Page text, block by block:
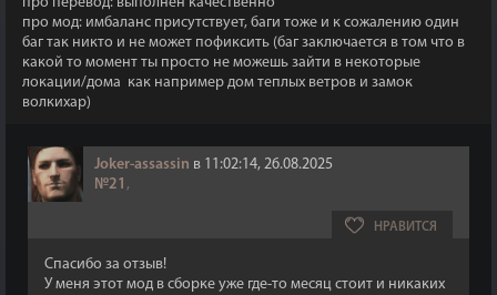
про мод: имбаланс присутствует, баги тоже и к сожалению один
баг так никто и не может пофиксить (баг заключается в том что в
какой то момент ты просто не можешь зайти в некоторые
локации/дома как например дом теплых ветров и замок
волкихар)
Joker-assassin в 11:02:14, 26.08.2025
№21 ,
НРАВИТСЯ
Спасибо за отзыв!
У меня этот мод в сборке уже где-то месяц стоит и никаких